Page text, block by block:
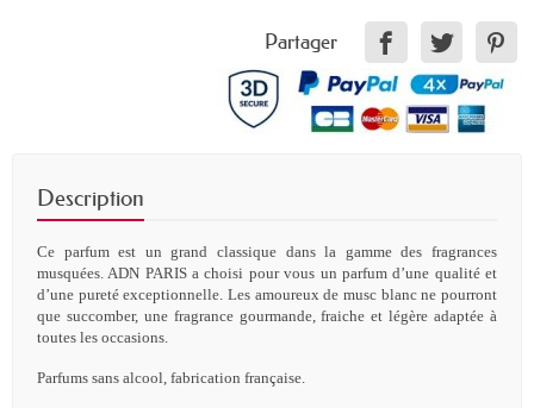
Partager
Description
Ce parfum est un grand classique dans la gamme des fragrances
musquées. ADN PARIS a choisi pour vous un parfum d’une qualité et
d’une pureté exceptionnelle. Les amoureux de musc blanc ne pourront
que succomber, une fragrance gourmande, fraiche et légère adaptée à
toutes les occasions.
Parfums sans alcool, fabrication française.